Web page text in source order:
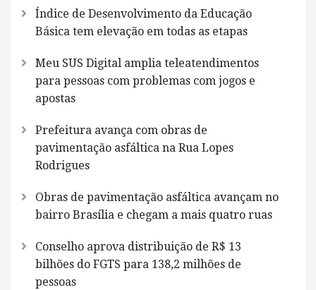
Índice de Desenvolvimento da Educação
Básica tem elevação em todas as etapas
Meu SUS Digital amplia teleatendimentos
para pessoas com problemas com jogos e
apostas
Prefeitura avança com obras de
pavimentação asfáltica na Rua Lopes
Rodrigues
Obras de pavimentação asfáltica avançam no
bairro Brasília e chegam a mais quatro ruas
Conselho aprova distribuição de R$ 13
bilhões do FGTS para 138,2 milhões de
pessoas